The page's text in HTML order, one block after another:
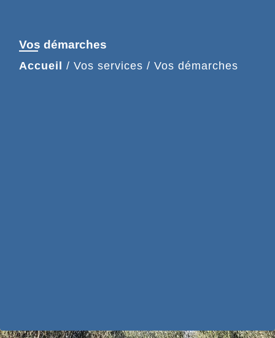
Vos démarches
Accueil / Vos services / Vos démarches